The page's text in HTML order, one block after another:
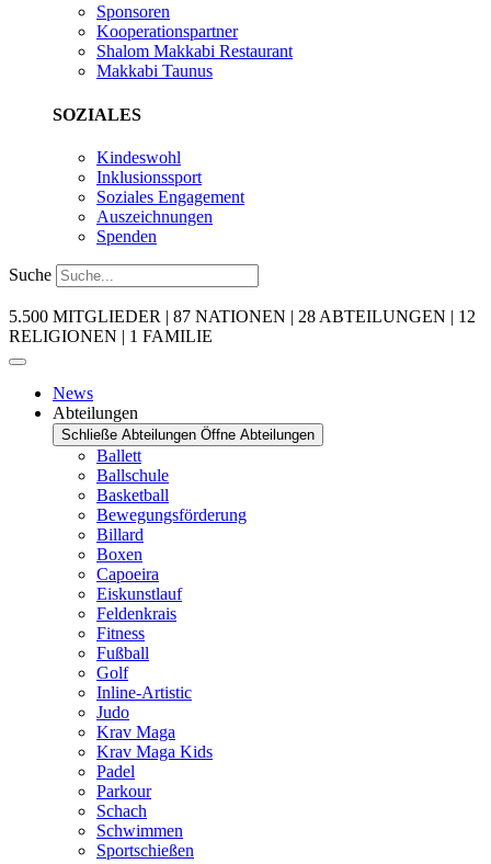
Sponsoren
Kooperationspartner
Shalom Makkabi Restaurant
Makkabi Taunus
SOZIALES
Kindeswohl
Inklusionssport
Soziales Engagement
Auszeichnungen
Spenden
Suche
5.500 MITGLIEDER | 87 NATIONEN | 28 ABTEILUNGEN | 12
RELIGIONEN | 1 FAMILIE
News
Abteilungen
Schließe Abteilungen Öffne Abteilungen
Ballett
Ballschule
Basketball
Bewegungsförderung
Billard
Boxen
Capoeira
Eiskunstlauf
Feldenkrais
Fitness
Fußball
Golf
Inline-Artistic
Judo
Krav Maga
Krav Maga Kids
Padel
Parkour
Schach
Schwimmen
Sportschießen